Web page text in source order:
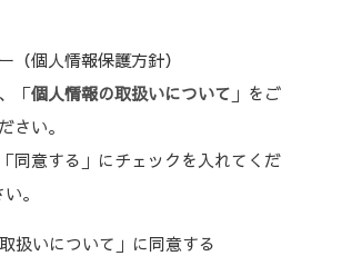
（個人情報保護方針）
「個人情報の取扱いについて 」をご
さい。
同意する」にチェックを入れてくだ
。
扱いについて」に同意する